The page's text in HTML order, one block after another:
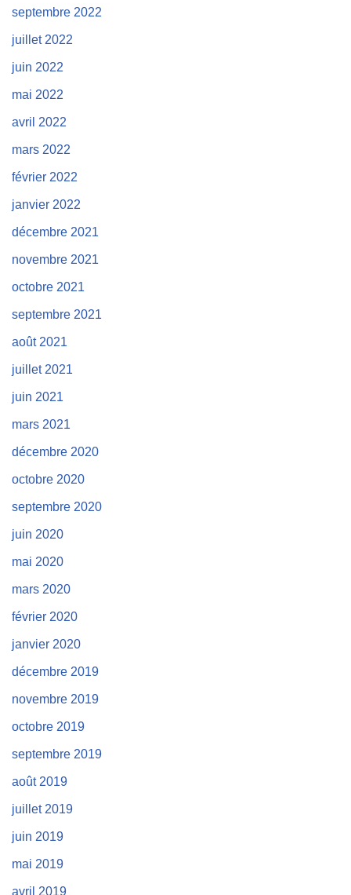
septembre 2022
juillet 2022
juin 2022
mai 2022
avril 2022
mars 2022
février 2022
janvier 2022
décembre 2021
novembre 2021
octobre 2021
septembre 2021
août 2021
juillet 2021
juin 2021
mars 2021
décembre 2020
octobre 2020
septembre 2020
juin 2020
mai 2020
mars 2020
février 2020
janvier 2020
décembre 2019
novembre 2019
octobre 2019
septembre 2019
août 2019
juillet 2019
juin 2019
mai 2019
avril 2019